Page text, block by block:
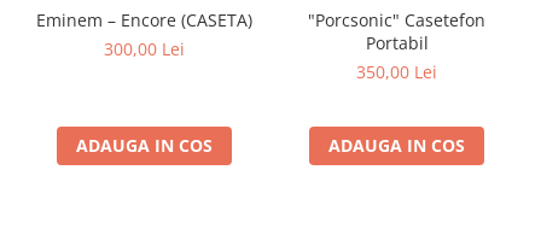
Eminem – Encore (CASETA)
300,00 Lei
ADAUGA IN COS
"Porcsonic" Casetefon
Portabil
350,00 Lei
ADAUGA IN COS